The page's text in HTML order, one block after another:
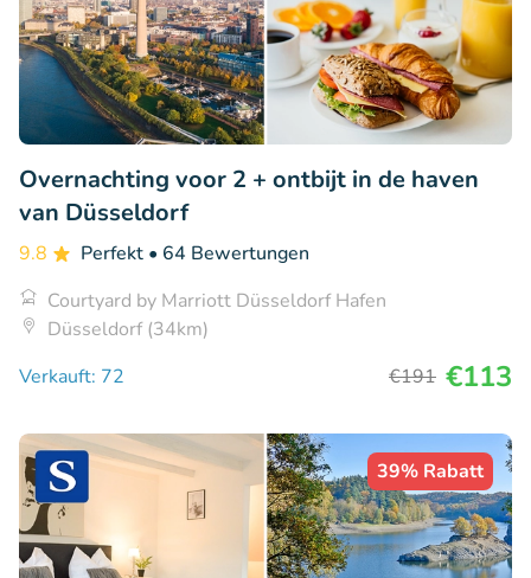
Overnachting voor 2 + ontbijt in de haven
van Düsseldorf
9.8 Perfekt • 64 Bewertungen
Courtyard by Marriott Düsseldorf Hafen
Düsseldorf (34km)
Verkauft: 72
€191 €113
39% Rabatt